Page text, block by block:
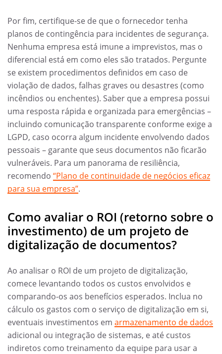
Por fim, certifique-se de que o fornecedor tenha
planos de contingência para incidentes de segurança.
Nenhuma empresa está imune a imprevistos, mas o
diferencial está em como eles são tratados. Pergunte
se existem procedimentos definidos em caso de
violação de dados, falhas graves ou desastres (como
incêndios ou enchentes). Saber que a empresa possui
uma resposta rápida e organizada para emergências –
incluindo comunicação transparente conforme exige a
LGPD, caso ocorra algum incidente envolvendo dados
pessoais – garante que seus documentos não ficarão
vulneráveis. Para um panorama de resiliência,
recomendo “Plano de continuidade de negócios eficaz
para sua empresa”.
Como avaliar o ROI (retorno sobre o
investimento) de um projeto de
digitalização de documentos?
Ao analisar o ROI de um projeto de digitalização,
comece levantando todos os custos envolvidos e
comparando-os aos benefícios esperados. Inclua no
cálculo os gastos com o serviço de digitalização em si,
eventuais investimentos em armazenamento de dados
adicional ou integração de sistemas, e até custos
indiretos como treinamento da equipe para usar a